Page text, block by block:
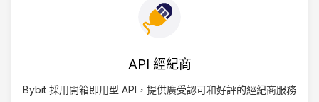
API 經紀商
Bybit 採用開箱即用型 API，提供廣受認可和好評的經紀商服務